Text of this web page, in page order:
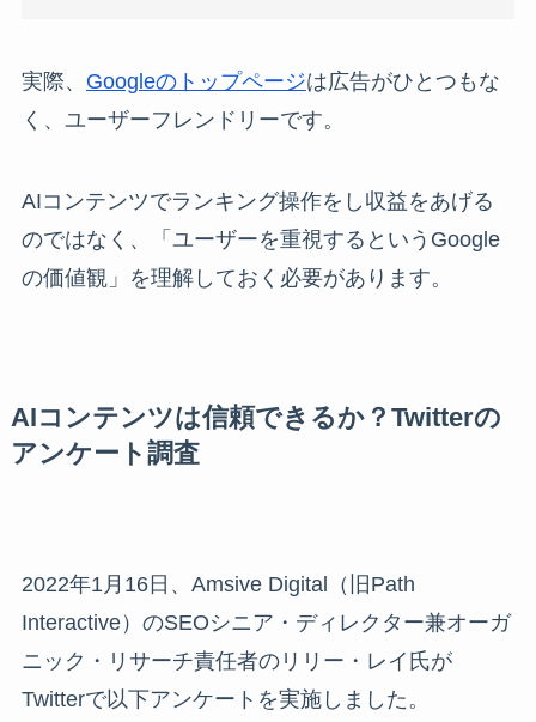
実際、 Googleのトップページは広告がひとつもな
く、ユーザーフレンドリーです。
AIコンテンツでランキング操作をし収益をあげる
のではなく、「ユーザーを重視するというGoogle
の価値観」を理解しておく必要があります。
AIコンテンツは信頼できるか？Twitterの
アンケート調査
2022年1月16日、Amsive Digital（旧Path
Interactive）のSEOシニア・ディレクター兼オーガ
ニック・リサーチ責任者のリリー・レイ氏が
Twitterで以下アンケートを実施しました。